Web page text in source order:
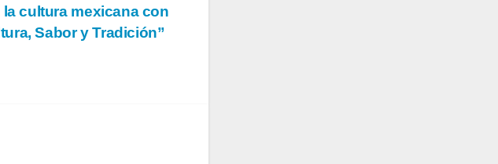
la cultura mexicana con
Sabor y Tradición”